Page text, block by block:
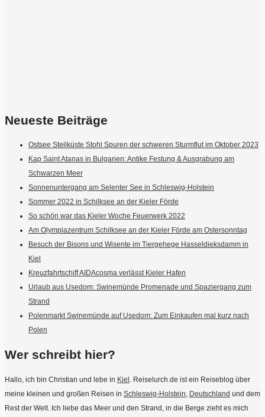
Neueste Beiträge
Ostsee Steilküste Stohl Spuren der schweren Sturmflut im Oktober 2023
Kap Saint Atanas in Bulgarien: Antike Festung & Ausgrabung am
Schwarzen Meer
Sonnenuntergang am Selenter See in Schleswig-Holstein
Sommer 2022 in Schilksee an der Kieler Förde
So schön war das Kieler Woche Feuerwerk 2022
Am Olympiazentrum Schilksee an der Kieler Förde am Ostersonntag
Besuch der Bisons und Wisente im Tiergehege Hasseldieksdamm in
Kiel
Kreuzfahrtschiff AIDAcosma verlässt Kieler Hafen
Urlaub aus Usedom: Swinemünde Promenade und Spaziergang zum
Strand
Polenmarkt Swinemünde auf Usedom: Zum Einkaufen mal kurz nach
Polen
Wer schreibt hier?
Hallo, ich bin Christian und lebe in Kiel. Reiselurch.de ist ein Reiseblog über
meine kleinen und großen Reisen in Schleswig-Holstein, Deutschland und dem
Rest der Welt. Ich liebe das Meer und den Strand, in die Berge zieht es mich